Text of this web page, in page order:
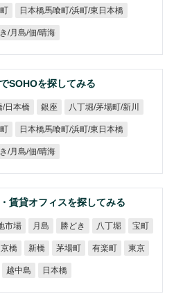
日本橋馬喰町/浜町/東日本橋
/月島/佃/晴海
SOHOを探してみる
/日本橋 銀座 八丁堀/茅場町/新川
日本橋馬喰町/浜町/東日本橋
/月島/佃/晴海
賃貸オフィスを探してみる
市場 月島 勝どき 八丁堀 宝町
京橋 新橋 茅場町 有楽町 東京
越中島 日本橋